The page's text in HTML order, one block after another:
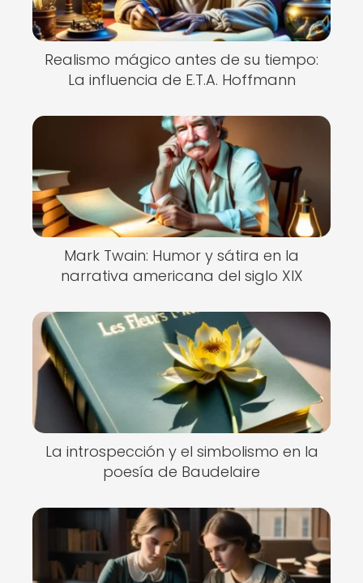
Realismo mágico antes de su tiempo:
La influencia de E.T.A. Hoffmann
Mark Twain: Humor y sátira en la
narrativa americana del siglo XIX
La introspección y el simbolismo en la
poesía de Baudelaire